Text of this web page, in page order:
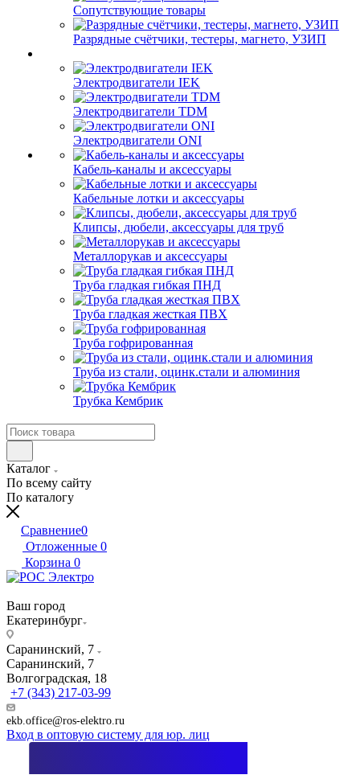
Сопутствующие товары
Разрядные счётчики, тестеры, магнето, УЗИП
Электродвигатели IEK
Электродвигатели TDM
Электродвигатели ONI
Кабель-каналы и аксессуары
Кабельные лотки и аксессуары
Клипсы, дюбели, аксессуары для труб
Металлорукав и аксессуары
Труба гладкая гибкая ПНД
Труба гладкая жесткая ПВХ
Труба гофрированная
Труба из стали, оцинк.стали и алюминия
Трубка Кембрик
Каталог
По всему сайту
По каталогу
Сравнение0
Отложенные 0
Корзина 0
Ваш город
Екатеринбург
Саранинский, 7
Саранинский, 7
Волгоградская, 18
+7 (343) 217-03-99
ekb.office@ros-elektro.ru
Вход в оптовую систему для юр. лиц